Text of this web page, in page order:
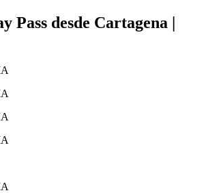
Pass desde Cartagena |